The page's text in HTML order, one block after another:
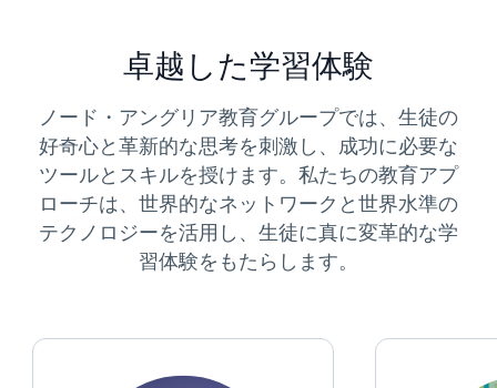
卓越した学習体験
ノード・アングリア教育グループでは、生徒の
好奇心と革新的な思考を刺激し、成功に必要な
ツールとスキルを授けます。私たちの教育アプ
ローチは、世界的なネットワークと世界水準の
テクノロジーを活用し、生徒に真に変革的な学
習体験をもたらします。